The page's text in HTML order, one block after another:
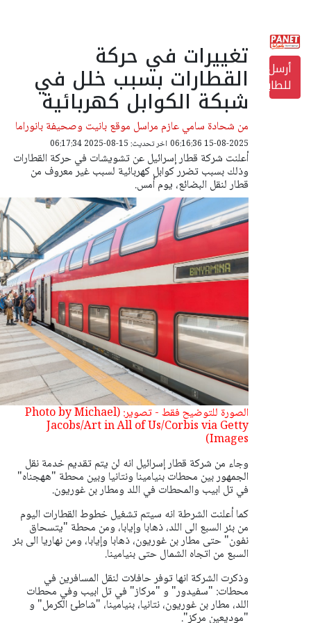
أرسل
للطابعة
تغييرات في حركة
القطارات بسبب خلل في
شبكة الكوابل كهربائية
من شحادة سامي عازم مراسل موقع بانيت وصحيفة بانوراما
15-08-2025 06:16:36 اخر تحديث: 15-08-2025 06:17:34
أعلنت شركة قطار إسرائيل عن تشويشات في حركة القطارات
وذلك بسبب تضرر كوابل كهربائية لسبب غير معروف من
قطار لنقل البضائع، يوم أمس.
الصورة للتوضيح فقط - تصوير: (Photo by Michael
Jacobs/Art in All of Us/Corbis via Getty
Images)
وجاء من شركة قطار إسرائيل انه لن يتم تقديم خدمة نقل
الجمهور بين محطات بنيامينا ونتانيا وبين محطة "ههجناه"
في تل ابيب والمحطات في اللد ومطار بن غوريون.
كما أعلنت الشرطة انه سيتم تشغيل خطوط القطارات اليوم
من بئر السبع الى اللد، ذهابا وإيابا، ومن محطة "يتسحاق
نفون" حتى مطار بن غوريون، ذهابا وإيابا، ومن نهاريا الى بئر
السبع من اتجاه الشمال حتى بنيامينا.
وذكرت الشركة انها توفر حافلات لنقل المسافرين في
محطات: "سفيدور" و "مركاز" في تل ابيب وفي محطات
اللد، مطار بن غوريون، نتانيا، بنيامينا، "شاطئ الكرمل" و
"موديعين مركز".